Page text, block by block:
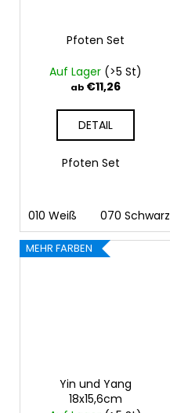
Pfoten Set
Auf Lager (>5 St)
ab €11,26
DETAIL
Pfoten Set
010 Weiß 070 Schwarz
MEHR FARBEN
Yin und Yang
18x15,6cm